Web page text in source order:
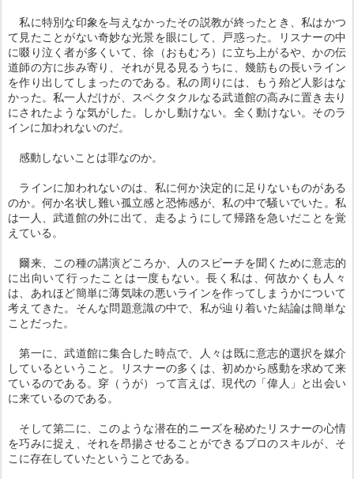
私に特別な印象を与えなかったその説教が終ったとき、私はかつ
て見たことがない奇妙な光景を眼にして、戸惑った。リスナーの中
に啜り泣く者が多くいて、徐（おもむろ）に立ち上がるや、かの伝
道師の方に歩み寄り、それが見る見るうちに、幾筋もの長いライン
を作り出してしまったのである。私の周りには、もう殆ど人影はな
かった。私一人だけが、スペクタクルなる武道館の高みに置き去り
にされたような気がした。しかし動けない。全く動けない。そのラ
インに加われないのだ。
感動しないことは罪なのか。
ラインに加われないのは、私に何か決定的に足りないものがある
のか。何か名状し難い孤立感と恐怖感が、私の中で騒いでいた。私
は一人、武道館の外に出て、走るようにして帰路を急いだことを覚
えている。
爾来、この種の講演どころか、人のスピーチを聞くために意志的
に出向いて行ったことは一度もない。長く私は、何故かくも人々
は、あれほど簡単に薄気味の悪いラインを作ってしまうかについて
考えてきた。そんな問題意識の中で、私が辿り着いた結論は簡単な
ことだった。
第一に、武道館に集合した時点で、人々は既に意志的選択を媒介
しているということ。リスナーの多くは、初めから感動を求めて来
ているのである。穿（うが）って言えば、現代の「偉人」と出会い
に来ているのである。
そして第二に、このような潜在的ニーズを秘めたリスナーの心情
を巧みに捉え、それを昂揚させることができるプロのスキルが、そ
こに存在していたということである。